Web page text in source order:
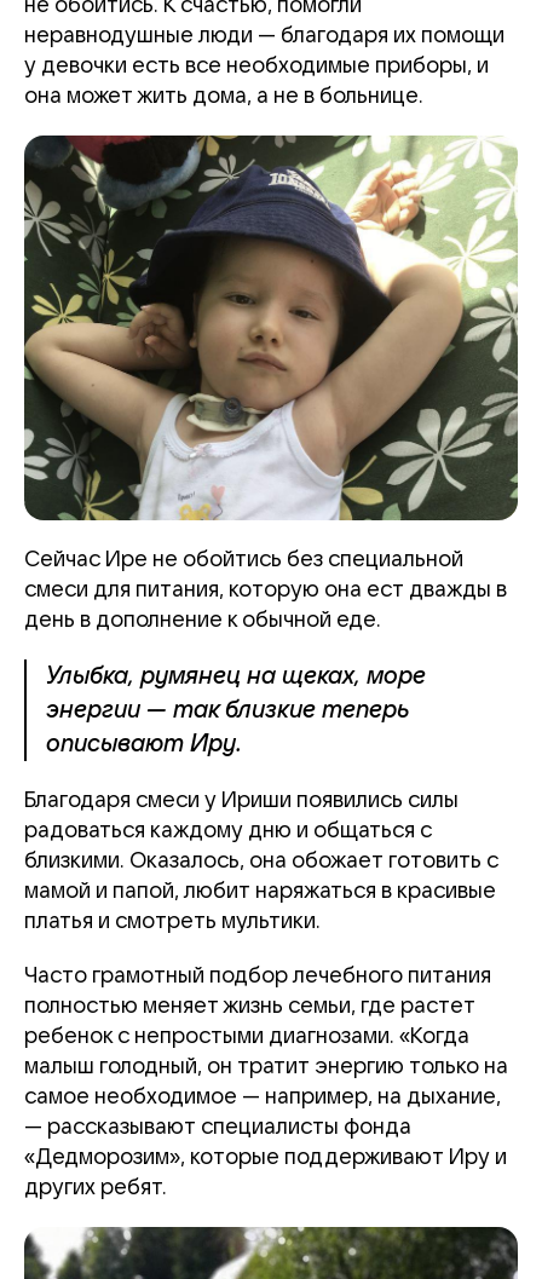
не обойтись. К счастью, помогли
неравнодушные люди — благодаря их помощи
у девочки есть все необходимые приборы, и
она может жить дома, а не в больнице.
Сейчас Ире не обойтись без специальной
смеси для питания, которую она ест дважды в
день в дополнение к обычной еде.
Улыбка, румянец на щеках, море
энергии — так близкие теперь
описывают Иру.
Благодаря смеси у Ириши появились силы
радоваться каждому дню и общаться с
близкими. Оказалось, она обожает готовить с
мамой и папой, любит наряжаться в красивые
платья и смотреть мультики.
Часто грамотный подбор лечебного питания
полностью меняет жизнь семьи, где растет
ребенок с непростыми диагнозами. «Когда
малыш голодный, он тратит энергию только на
самое необходимое — например, на дыхание,
— рассказывают специалисты фонда
«Дедморозим», которые поддерживают Иру и
других ребят.